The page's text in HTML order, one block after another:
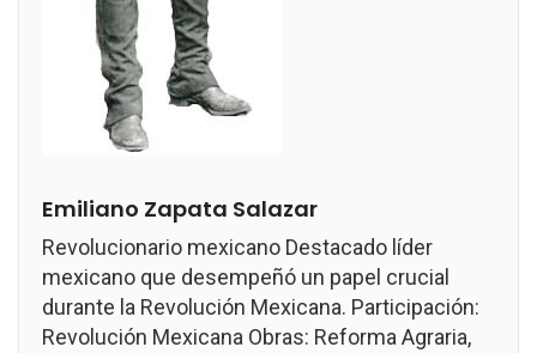
Emiliano Zapata Salazar
Revolucionario mexicano Destacado líder
mexicano que desempeñó un papel crucial
durante la Revolución Mexicana. Participación:
Revolución Mexicana Obras: Reforma Agraria,